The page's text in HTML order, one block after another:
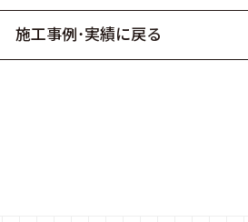
施工事例・実績に戻る